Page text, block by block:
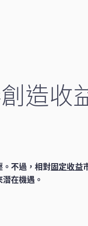
造收
不過，相對固定收益
在機遇。